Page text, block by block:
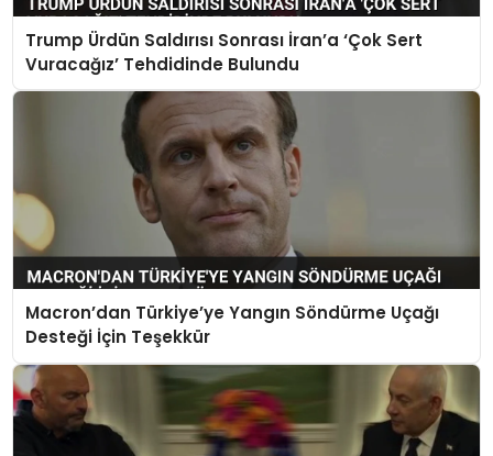
Trump Ürdün Saldırısı Sonrası İran’a ‘Çok Sert
Vuracağız’ Tehdidinde Bulundu
Macron’dan Türkiye’ye Yangın Söndürme Uçağı
Desteği İçin Teşekkür